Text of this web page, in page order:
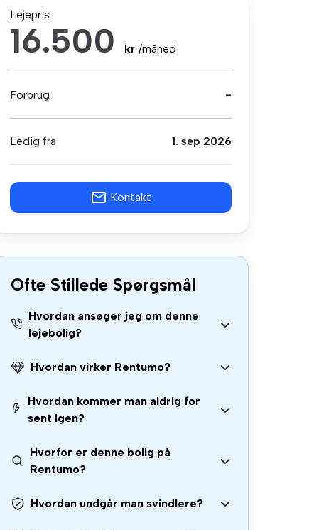
Lejepris
16.500 kr /måned
Forbrug -
Ledig fra 1. sep 2026
Kontakt
Ofte Stillede Spørgsmål
Hvordan ansøger jeg om denne
lejebolig?
Hvordan virker Rentumo?
Hvordan kommer man aldrig for
sent igen?
Hvorfor er denne bolig på
Rentumo?
Hvordan undgår man svindlere?